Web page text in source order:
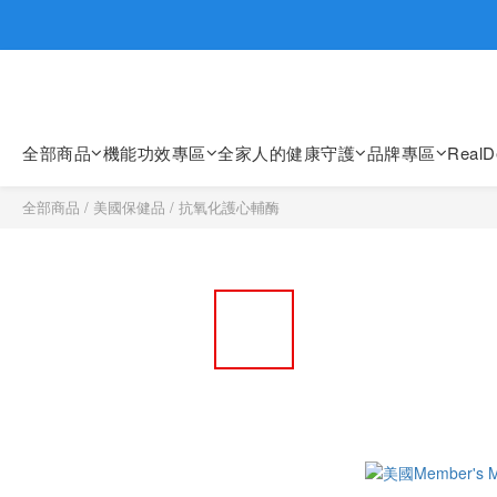
全部商品 機能功效專區 全家人的健康守護 品牌專區
全部商品 / 美國保健品 / 抗氧化護心輔酶